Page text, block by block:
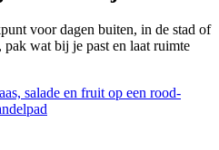
voor dagen buiten, in de stad of
wat bij je past en laat ruimte